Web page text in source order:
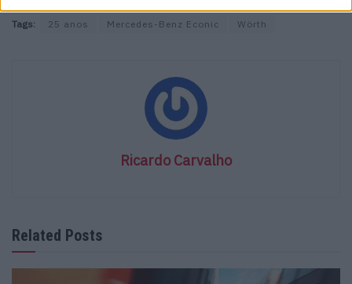
Tags: 25 anos Mercedes-Benz Econic Wörth
Ricardo Carvalho
Related Posts